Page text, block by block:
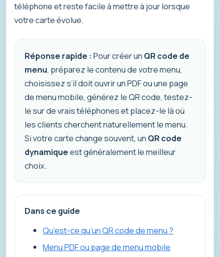
téléphone et reste facile à mettre à jour lorsque
votre carte évolue.
Réponse rapide : Pour créer un QR code de
menu, préparez le contenu de votre menu,
choisissez s’il doit ouvrir un PDF ou une page
de menu mobile, générez le QR code, testez-
le sur de vrais téléphones et placez-le là où
les clients cherchent naturellement le menu.
Si votre carte change souvent, un QR code
dynamiqueest généralement le meilleur
choix.
Dans ce guide
Qu’est-ce qu’un QR code de menu ?
Menu PDF ou page de menu mobile